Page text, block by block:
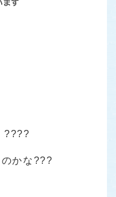
????
かな???